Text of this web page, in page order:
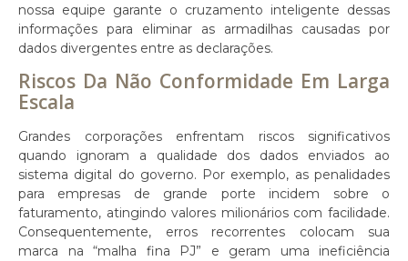
nossa equipe garante o cruzamento inteligente dessas
informações para eliminar as armadilhas causadas por
dados divergentes entre as declarações.
Riscos Da Não Conformidade Em Larga
Escala
Grandes corporações enfrentam riscos significativos
quando ignoram a qualidade dos dados enviados ao
sistema digital do governo. Por exemplo, as penalidades
para empresas de grande porte incidem sobre o
faturamento, atingindo valores milionários com facilidade.
Consequentemente, erros recorrentes colocam sua
marca na “malha fina PJ” e geram uma ineficiência